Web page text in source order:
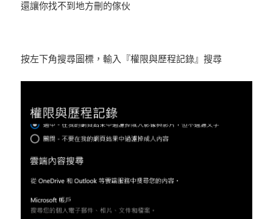
還讓你找不到地方刪的傢伙
按左下角搜尋圖標，輸入『權限與歷程記錄』搜尋